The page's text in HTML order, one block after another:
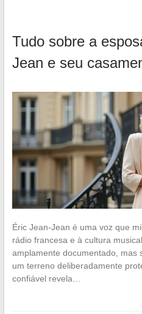
Tudo sobre a
Jean e seu
Éric Jean-Jean é uma voz que
rádio francesa e à cultura
amplamente documentado, mas
um terreno deliberadamente
confiável revela…